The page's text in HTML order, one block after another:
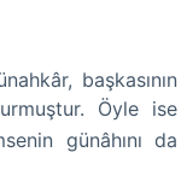
başkasının
Öyle ise
günâhını da